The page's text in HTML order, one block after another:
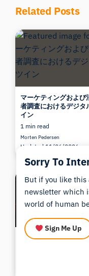
Related Posts
マーケティングおよび
者調査におけるデジタ
イン
1 min read
Morten Pedersen
Updated 11/06/2026
ハロウィン特集：メデ
質問内容に基
この記事について質問
この記事を要約
これをどう応用できま
Sorry To
But if you like
newsletter which
world of human
Sign Me Up